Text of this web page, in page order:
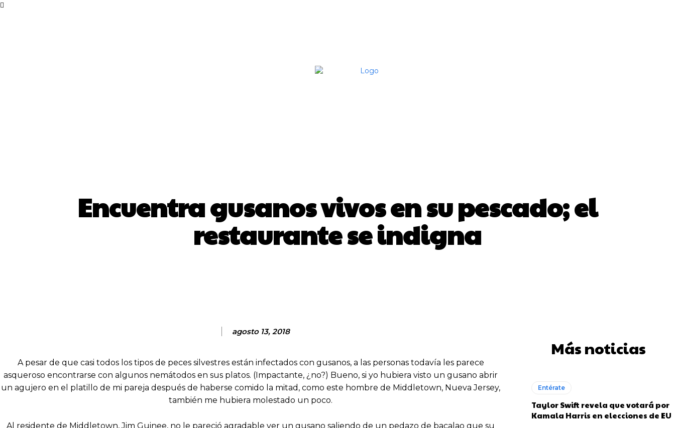
Encuentra gusanos vivos en su pescado; el
restaurante se indigna
agosto 13, 2018
A pesar de que casi todos los tipos de peces silvestres están infectados con gusanos, a las personas todavía les parece
asqueroso encontrarse con algunos nemátodos en sus platos. (Impactante, ¿no?) Bueno, si yo hubiera visto un gusano abrir
un agujero en el platillo de mi pareja después de haberse comido la mitad, como este hombre de Middletown, Nueva Jersey,
también me hubiera molestado un poco.
Al residente de Middletown, Jim Guinee, no le pareció agradable ver un gusano saliendo de un pedazo de bacalao que su
Más noticias
Entérate
Taylor Swift revela que votará por
Kamala Harris en elecciones de EU